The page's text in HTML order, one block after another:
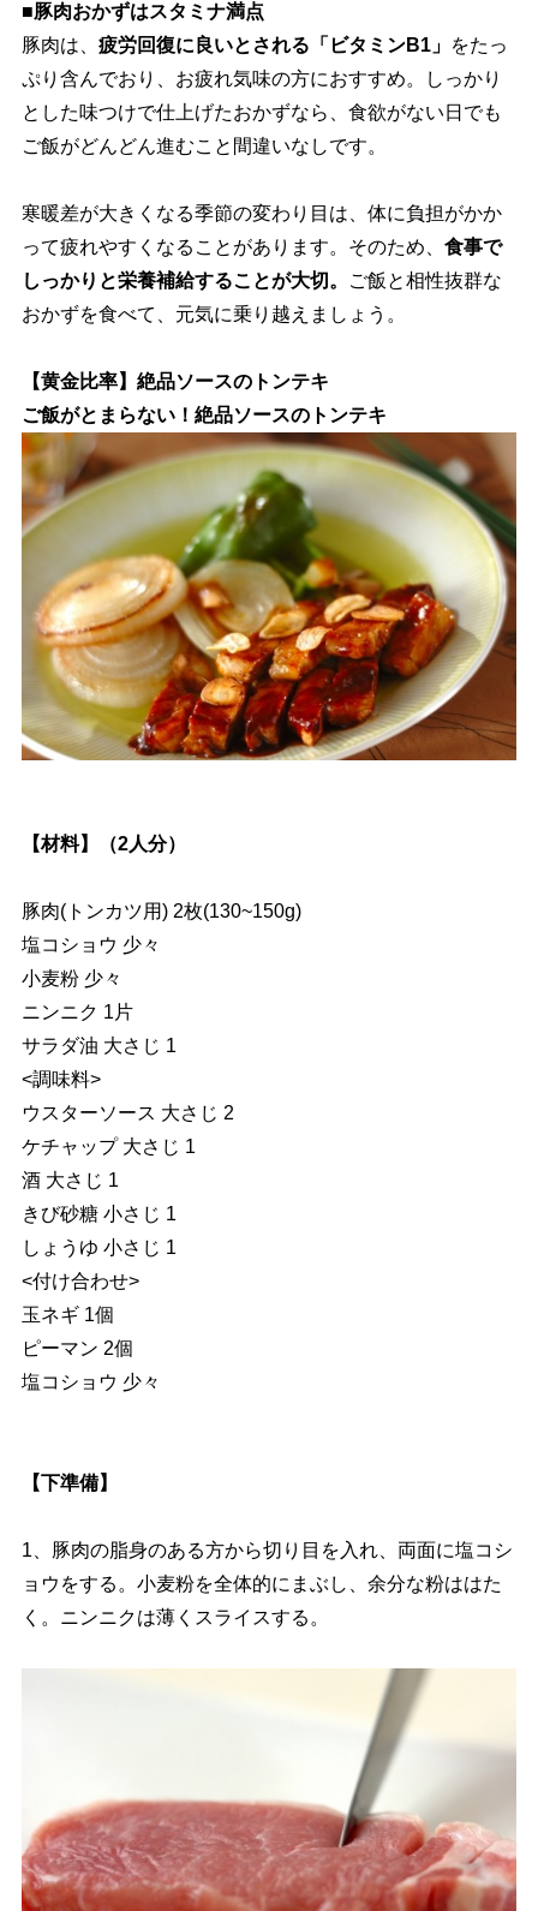
■豚肉おかずはスタミナ満点
豚肉は、 疲労回復に良いとされる「ビタミンB1」 をたっ
ぷり含んでおり、お疲れ気味の方におすすめ。しっかり
とした味つけで仕上げたおかずなら、食欲がない日でも
ご飯がどんどん進むこと間違いなしです。
寒暖差が大きくなる季節の変わり目は、体に負担がかか
って疲れやすくなることがあります。そのため、 食事で
しっかりと栄養補給することが大切。
ご飯と相性抜群な
おかずを食べて、元気に乗り越えましょう。
【黄金比率】絶品ソースのトンテキ
ご飯がとまらない！絶品ソースのトンテキ
【材料】（2人分）
豚肉(トンカツ用) 2枚(130~150g)
塩コショウ 少々
小麦粉 少々
ニンニク 1片
サラダ油 大さじ 1
<調味料>
ウスターソース 大さじ 2
ケチャップ 大さじ 1
酒 大さじ 1
きび砂糖 小さじ 1
しょうゆ 小さじ 1
<付け合わせ>
玉ネギ 1個
ピーマン 2個
塩コショウ 少々
【下準備】
1、豚肉の脂身のある方から切り目を入れ、両面に塩コシ
ョウをする。小麦粉を全体的にまぶし、余分な粉ははた
く。ニンニクは薄くスライスする。